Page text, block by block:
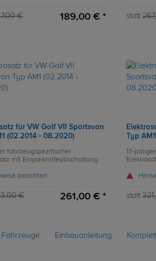
€ 189,00 € * statt
für VW Golf VII Sportsvan
(02.2014 - 08.2020)
fahrzeugspezifischer
mit Einparkhilfeabschaltung
beachten
€ 261,00 € *
Typ
13-
statt
Fahrzeuge Einbauanleitung